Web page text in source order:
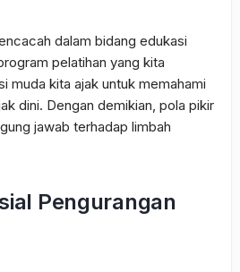
dalam bidang edukasi
pelatihan yang kita
muda kita ajak untuk memahami
dini. Dengan demikian, pola pikir
jawab terhadap limbah
Pengurangan